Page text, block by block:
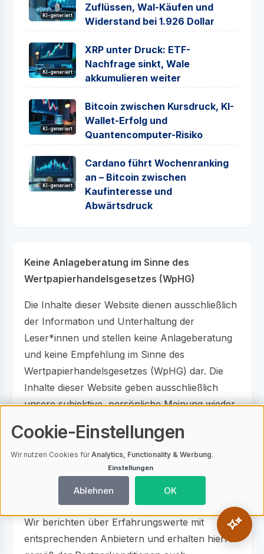
KI-generiert
Zuflüssen, Wal-Käufen und
Widerstand bei 1.926 Dollar
KI-generiert
XRP unter Druck: ETF-
Nachfrage sinkt, Wale
akkumulieren weiter
KI-generiert
Bitcoin zwischen Kursdruck, KI-
Wallet-Erfolg und
Quantencomputer-Risiko
KI-generiert
Cardano führt Wochenranking
an – Bitcoin zwischen
Kaufinteresse und
Abwärtsdruck
Keine Anlageberatung im Sinne des
Wertpapierhandelsgesetzes (WpHG)
Die Inhalte dieser Website dienen ausschließlich
der Information und Unterhaltung der
Leser*innen und stellen keine Anlageberatung
und keine Empfehlung im Sinne des
Wertpapierhandelsgesetzes (WpHG) dar. Die
Inhalte dieser Website geben ausschließlich
unsere subjektive, persönliche Meinung wieder.
Die Leser*innen sind ausdrücklich aufgefordert,
Meinung zu bilden und sich professionell und
unabhängig beraten zu lassen, bevor sie
konkrete Anlageentscheidungen treffen.
Wir berichten über Erfahrungswerte mit
entsprechenden Anbietern und erhalten hierfür
Cookie-Einstellungen
Wir nutzen Cookies fürAnalytics, Functionality & Werbung.
Einstellungen
Ablehnen OK